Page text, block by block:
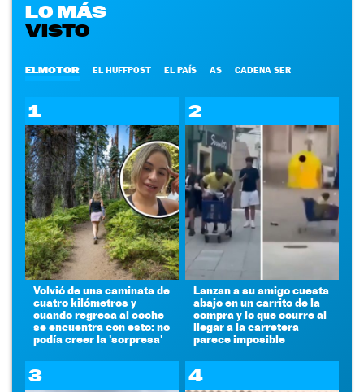
LO MÁS
VISTO
ELMOTOR EL HUFFPOST EL PAÍS AS CADENA SER
1
Volvió de una caminata de
cuatro kilómetros y
cuando regresa al coche
se encuentra con esto: no
podía creer la 'sorpresa'
2
Lanzan a su amigo cuesta
abajo en un carrito de la
compra y lo que ocurre al
llegar a la carretera
parece imposible
3 4